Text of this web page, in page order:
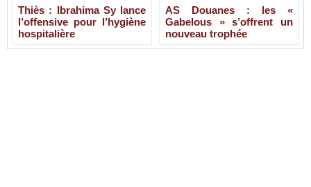
Thiès : Ibrahima Sy lance
l’offensive pour l’hygiène
hospitalière
AS Douanes : les «
Gabelous » s’offrent un
nouveau trophée